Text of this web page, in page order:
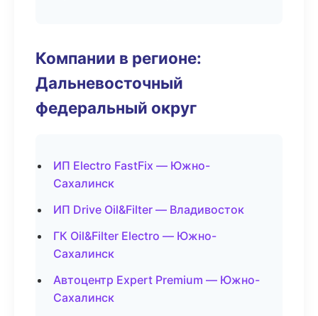
Компании в регионе:
Дальневосточный
федеральный округ
ИП Electro FastFix — Южно-
Сахалинск
ИП Drive Oil&Filter — Владивосток
ГК Oil&Filter Electro — Южно-
Сахалинск
Автоцентр Expert Premium — Южно-
Сахалинск